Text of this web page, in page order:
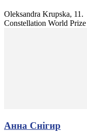
Oleksandra Krupska, 11.
Constellation World Prize
Анна Снігир